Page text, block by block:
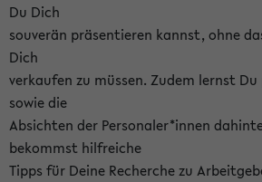
Du Dich
souverän präsentieren kannst, ohne
Dich
verkaufen zu müssen. Zudem lernst
sowie die
Absichten der Personaler*innen
bekommst hilfreiche
Tipps für Deine Recherche zu